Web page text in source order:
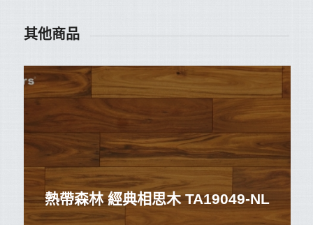
其他商品
熱帶森林 經典相思木 TA19049-NL